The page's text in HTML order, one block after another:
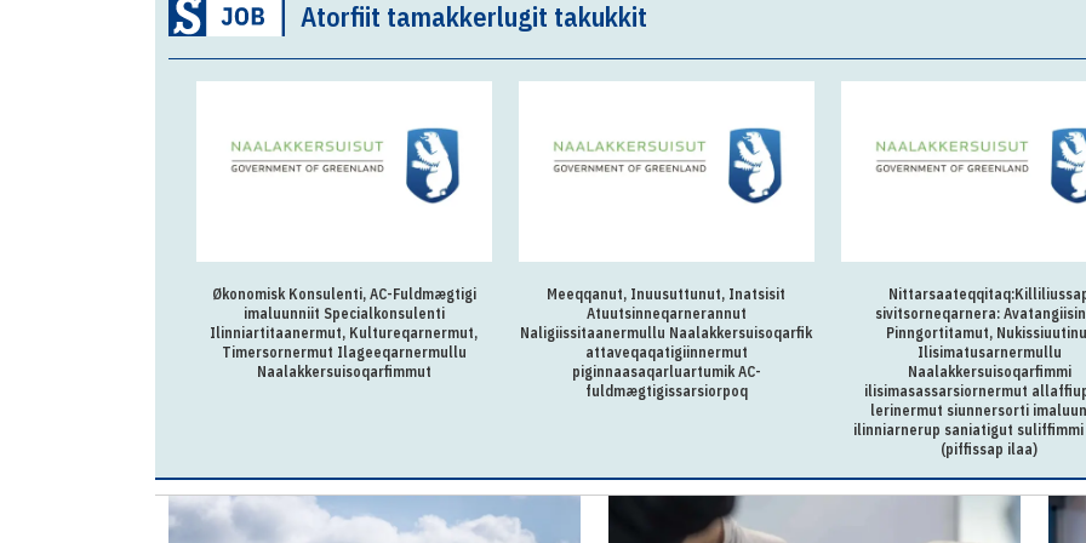
Atorfiit tamakkerlugit takukkit
Økonomisk Konsulenti, AC-Fuldmægtigi
imaluunniit Specialkonsulenti
Ilinniartitaanermut, Kultureqarnermut,
Timersornermut Ilageeqarnermullu
Naalakkersuisoqarfimmut
Meeqqanut, Inuusuttunut, Inatsisit
Atuutsinneqarnerannut
Naligiissitaanermullu Naalakkersuisoqarfik
attaveqaqatigiinnermut
piginnaasaqarluartumik AC-
fuldmægtigissarsiorpoq
sivitsorneqarnera:
Pinngortitamut,
Ilisimatusarnermullu
Naalakkersuisoqarfimmi
ilisimasassarsiornermut
lerinermut siunnersorti
ilinniarnerup saniatigut
(piffissap ilaa)